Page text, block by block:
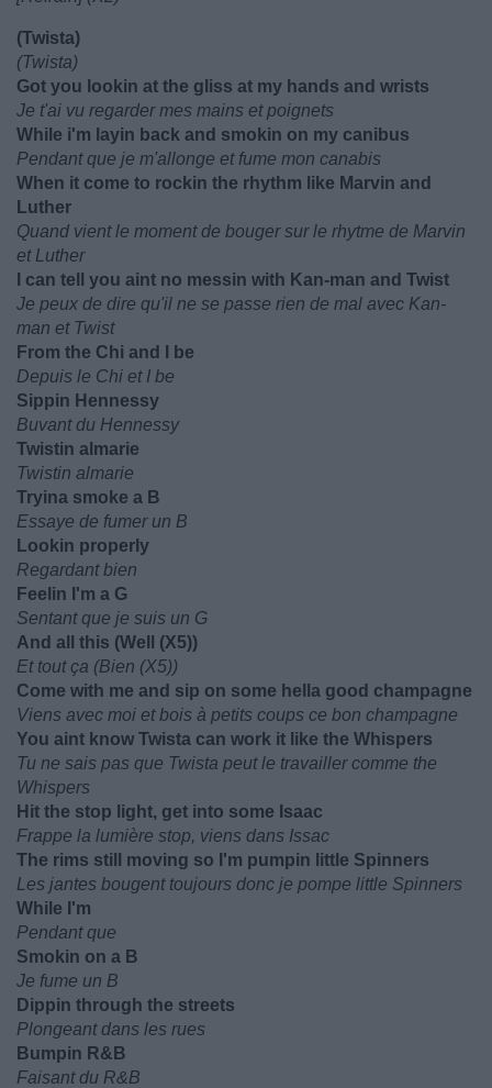
(Twista)
(Twista)
Got you lookin at the gliss at my hands and wrists
Je t'ai vu regarder mes mains et poignets
While i'm layin back and smokin on my canibus
Pendant que je m'allonge et fume mon canabis
When it come to rockin the rhythm like Marvin and
Luther
Quand vient le moment de bouger sur le rhytme de Marvin
et Luther
I can tell you aint no messin with Kan-man and Twist
Je peux de dire qu'il ne se passe rien de mal avec Kan-
man et Twist
From the Chi and I be
Depuis le Chi et I be
Sippin Hennessy
Buvant du Hennessy
Twistin almarie
Twistin almarie
Tryina smoke a B
Essaye de fumer un B
Lookin properly
Regardant bien
Feelin I'm a G
Sentant que je suis un G
And all this (Well (X5))
Et tout ça (Bien (X5))
Come with me and sip on some hella good champagne
Viens avec moi et bois à petits coups ce bon champagne
You aint know Twista can work it like the Whispers
Tu ne sais pas que Twista peut le travailler comme the
Whispers
Hit the stop light, get into some Isaac
Frappe la lumière stop, viens dans Issac
The rims still moving so I'm pumpin little Spinners
Les jantes bougent toujours donc je pompe little Spinners
While I'm
Pendant que
Smokin on a B
Je fume un B
Dippin through the streets
Plongeant dans les rues
Bumpin R&B
Faisant du R&B